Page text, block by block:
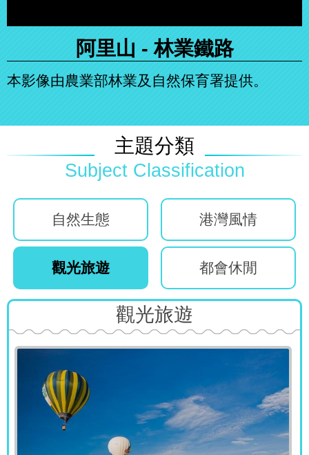
阿里山 - 林業鐵路
本影像由農業部林業及自然保育署提供。
主題分類
自然生態 港灣風情
觀光旅遊 都會休閒
觀光旅遊